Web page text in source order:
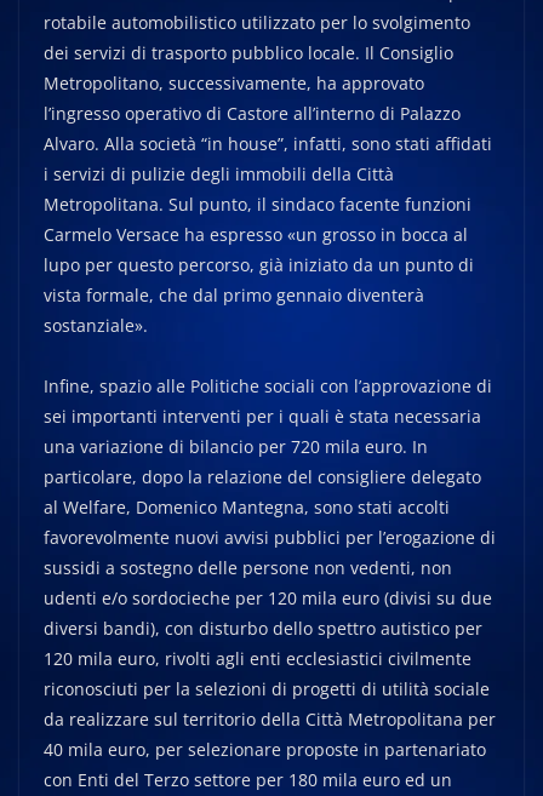
rotabile automobilistico utilizzato per lo svolgimento
dei servizi di trasporto pubblico locale. Il Consiglio
Metropolitano, successivamente, ha approvato
l’ingresso operativo di Castore all’interno di Palazzo
Alvaro. Alla società “in house”, infatti, sono stati affidati
i servizi di pulizie degli immobili della Città
Metropolitana. Sul punto, il sindaco facente funzioni
Carmelo Versace ha espresso «un grosso in bocca al
lupo per questo percorso, già iniziato da un punto di
vista formale, che dal primo gennaio diventerà
sostanziale».
Infine, spazio alle Politiche sociali con l’approvazione di
sei importanti interventi per i quali è stata necessaria
una variazione di bilancio per 720 mila euro. In
particolare, dopo la relazione del consigliere delegato
al Welfare, Domenico Mantegna, sono stati accolti
favorevolmente nuovi avvisi pubblici per l’erogazione di
sussidi a sostegno delle persone non vedenti, non
udenti e/o sordocieche per 120 mila euro (divisi su due
diversi bandi), con disturbo dello spettro autistico per
120 mila euro, rivolti agli enti ecclesiastici civilmente
riconosciuti per la selezioni di progetti di utilità sociale
da realizzare sul territorio della Città Metropolitana per
40 mila euro, per selezionare proposte in partenariato
con Enti del Terzo settore per 180 mila euro ed un